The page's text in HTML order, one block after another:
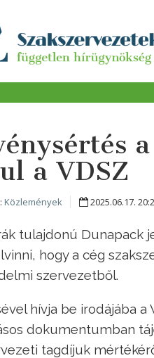
a VDSZ
Közlemények 2025.06.17.
tulajdonú Dunapack
hogy a cég
szervezetből.
hívja be irodájába
dokumentumban
tagdíjuk